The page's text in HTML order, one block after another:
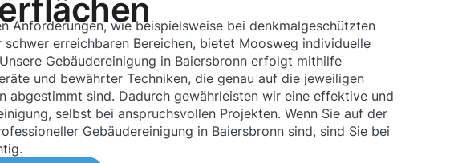
Anforderungen, wie beispielsweise bei denkmalgeschützten
schwer erreichbaren Bereichen, bietet Moosweg individuelle
Gebäudereinigung in Baiersbronn erfolgt mithilfe
und bewährter Techniken, die genau auf die jeweiligen
abgestimmt sind. Dadurch gewährleisten wir eine effektive und
selbst bei anspruchsvollen Projekten. Wenn Sie auf der
Gebäudereinigung in Baiersbronn sind, sind Sie bei